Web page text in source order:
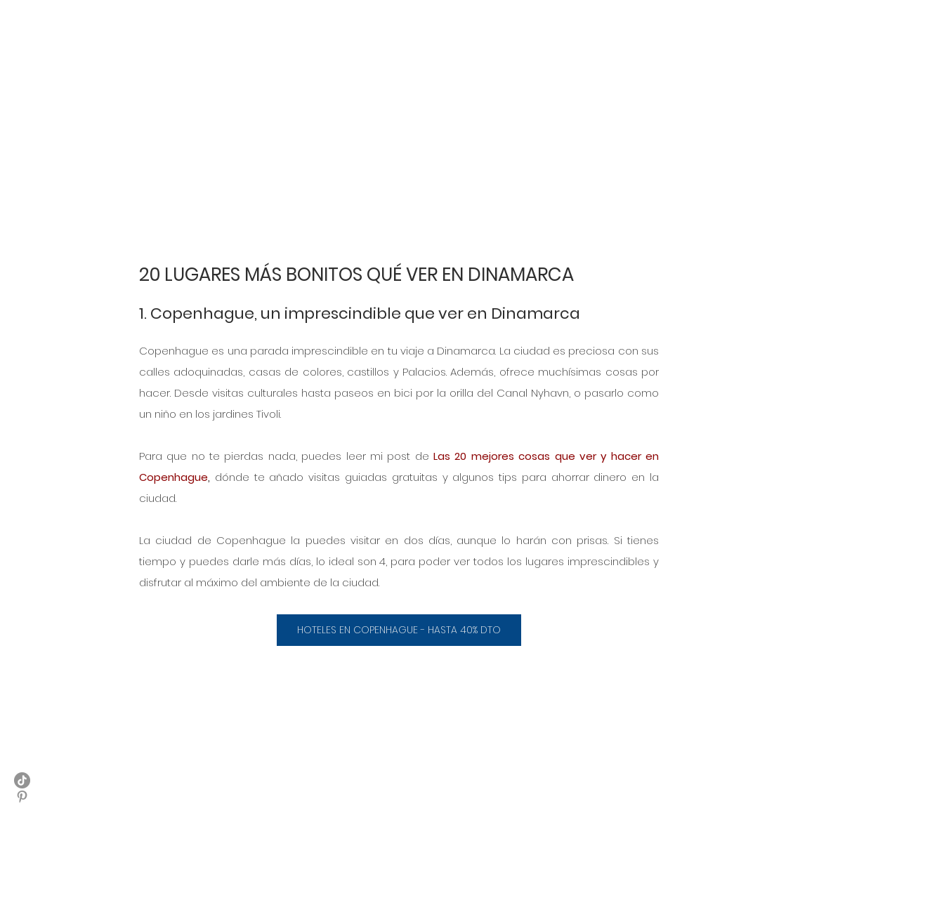
20 LUGARES MÁS BONITOS QUÉ VER EN DINAMARCA
1. Copenhague, un imprescindible que ver en Dinamarca
Copenhague es una parada imprescindible en tu viaje a Dinamarca. La ciudad es preciosa con sus
calles adoquinadas, casas de colores, castillos y Palacios. Además, ofrece muchísimas cosas por
hacer. Desde visitas culturales hasta paseos en bici por la orilla del Canal Nyhavn, o pasarlo como
un niño en los jardines Tivoli.
Para que no te pierdas nada, puedes leer mi post de Las 20 mejores cosas que ver y hacer en
Copenhague, dónde te añado visitas guiadas gratuitas y algunos tips para ahorrar dinero en la
ciudad.
La ciudad de Copenhague la puedes visitar en dos días, aunque lo harán con prisas. Si tienes
tiempo y puedes darle más días, lo ideal son 4, para poder ver todos los lugares imprescindibles y
disfrutar al máximo del ambiente de la ciudad.
HOTELES EN COPENHAGUE - HASTA 40% DTO